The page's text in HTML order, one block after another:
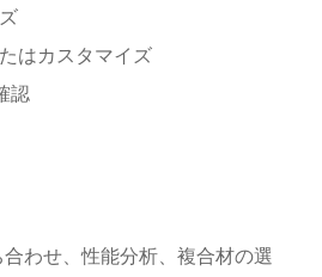
はカスタマイズ
認
わせ、性能分析、複合材の選